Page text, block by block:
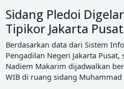
Sidang Pledoi
Tipikor Jakarta Pusat
Berdasarkan data dari Sistem
Pengadilan Negeri Jakarta
Nadiem Makarim dijadwalkan
WIB di ruang sidang Muhammad